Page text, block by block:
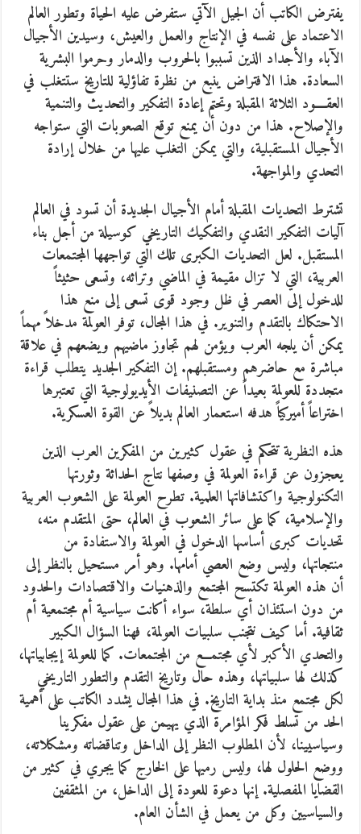
يفترض الكاتب أن الجيل الآتي ستفرض عليه الحياة وتطور العالم
الاعتماد على نفسه في الإنتاج والعمل والعيش، وسيدين الأجيال
الآباء والأجداد الذين تسببوا بالحروب والدمار وحرموا البشرية
السعادة. هذا الافتراض ينبع من نظرة تفاؤلية للتاريخ ستتغلب في
العقــــود الثلاثة المقبلة وتحتم إعادة التفكير والتحديث والتنمية
والإصلاح. هذا من دون أن يمنع توقع الصعوبات التي ستواجه
الأجيال المستقبلية، والتي يمكن التغلب عليها من خلال إرادة
التحدي والمواجهة.
تشترط التحديات المقبلة أمام الأجيال الجديدة أن تسود في العالم
آليات التفكير النقدي والتفكيك التاريخي كوسيلة من أجل بناء
المستقبل. لعل التحديات الكبرى تلك التي تواجهها المجتمعات
العربية، التي لا تزال مقيمة في الماضي وتراثه، وتسعى حثيثاً
للدخول إلى العصر في ظل وجود قوى تسعى إلى منع هذا
الاحتكاك بالتقدم والتنوير. في هذا المجال، توفر العولمة مدخلاً مهماً
يمكن أن يلجه العرب ويؤمن لهم تجاوز ماضيهم ويضعهم في علاقة
مباشرة مع حاضرهم ومستقبلهم. إن التفكير الجديد يتطلب قراءة
متجددة للعولمة بعيداً عن التصنيفات الأيديولوجية التي تعتبرها
اختراعاً أميركياً هدفه استعمار العالم بديلاً عن القوة العسكرية.
هذه النظرية تتحكم في عقول كثيرين من المفكرين العرب الذين
يعجزون عن قراءة العولمة في وصفها نتاج الحداثة وثورتها
التكنولوجية واكتشافاتها العلمية. تطرح العولمة على الشعوب العربية
والإسلامية، كما على سائر الشعوب في العالم، حتى المتقدم منه،
تحديات كبرى أساسها الدخول في العولمة والاستفادة من
منتجاتها، وليس وضع العصي أمامها. وهو أمر مستحيل بالنظر إلى
أن هذه العولمة تكتسح المجتمع والذهنيات والاقتصادات والحدود
من دون استئذان أي سلطة، سواء أكانت سياسية أم مجتمعية أم
ثقافية. أما كيف نتجنب سلبيات العولمة، فهنا السؤال الكبير
والتحدي الأكبر لأي مجتمـــع من المجتمعات. كما للعولمة إيجابياتها،
كذلك لها سلبياتها، وهذه حال وتاريخ التقدم والتطور التاريخي
لكل مجتمع منذ بداية التاريخ. في هذا المجال يشدد الكاتب على أهمية
الحد من تسلط فكر المؤامرة الذي يهيمن على عقول مفكرينا
وسياسيينا، لأن المطلوب النظر إلى الداخل وتناقضاته ومشكلاته،
ووضع الحلول لها، وليس رميها على الخارج كما يجري في كثير من
القضايا المفصلية. إنها دعوة للعودة إلى الداخل، من المثقفين
والسياسيين وكل من يعمل في الشأن العام.